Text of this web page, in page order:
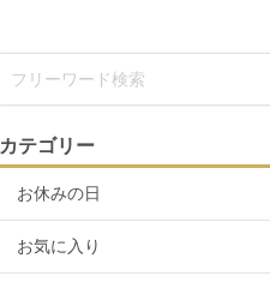
カテゴリー
お休みの日
お気に入り